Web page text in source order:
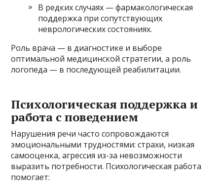
В редких случаях — фармакологическая
поддержка при сопутствующих
неврологических состояниях.
Роль врача — в диагностике и выборе
оптимальной медицинской стратегии, а роль
логопеда — в последующей реабилитации.
Психологическая поддержка и
работа с поведением
Нарушения речи часто сопровождаются
эмоциональными трудностями: страхи, низкая
самооценка, агрессия из-за невозможности
выразить потребности. Психологическая работа
помогает: